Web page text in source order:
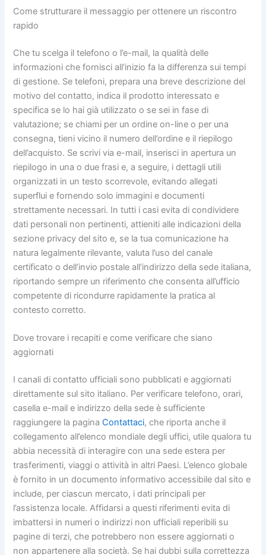
Come strutturare il messaggio per ottenere un riscontro
rapido
Che tu scelga il telefono o l’e-mail, la qualità delle
informazioni che fornisci all’inizio fa la differenza sui tempi
di gestione. Se telefoni, prepara una breve descrizione del
motivo del contatto, indica il prodotto interessato e
specifica se lo hai già utilizzato o se sei in fase di
valutazione; se chiami per un ordine on-line o per una
consegna, tieni vicino il numero dell’ordine e il riepilogo
dell’acquisto. Se scrivi via e-mail, inserisci in apertura un
riepilogo in una o due frasi e, a seguire, i dettagli utili
organizzati in un testo scorrevole, evitando allegati
superflui e fornendo solo immagini e documenti
strettamente necessari. In tutti i casi evita di condividere
dati personali non pertinenti, attieniti alle indicazioni della
sezione privacy del sito e, se la tua comunicazione ha
natura legalmente rilevante, valuta l’uso del canale
certificato o dell’invio postale all’indirizzo della sede italiana,
riportando sempre un riferimento che consenta all’ufficio
competente di ricondurre rapidamente la pratica al
contesto corretto.
Dove trovare i recapiti e come verificare che siano
aggiornati
I canali di contatto ufficiali sono pubblicati e aggiornati
direttamente sul sito italiano. Per verificare telefono, orari,
casella e-mail e indirizzo della sede è sufficiente
raggiungere la paginaContattaci, che riporta anche il
collegamento all’elenco mondiale degli uffici, utile qualora tu
abbia necessità di interagire con una sede estera per
trasferimenti, viaggi o attività in altri Paesi. L’elenco globale
è fornito in un documento informativo accessibile dal sito e
include, per ciascun mercato, i dati principali per
l’assistenza locale. Affidarsi a questi riferimenti evita di
imbattersi in numeri o indirizzi non ufficiali reperibili su
pagine di terzi, che potrebbero non essere aggiornati o
non appartenere alla società. Se hai dubbi sulla correttezza